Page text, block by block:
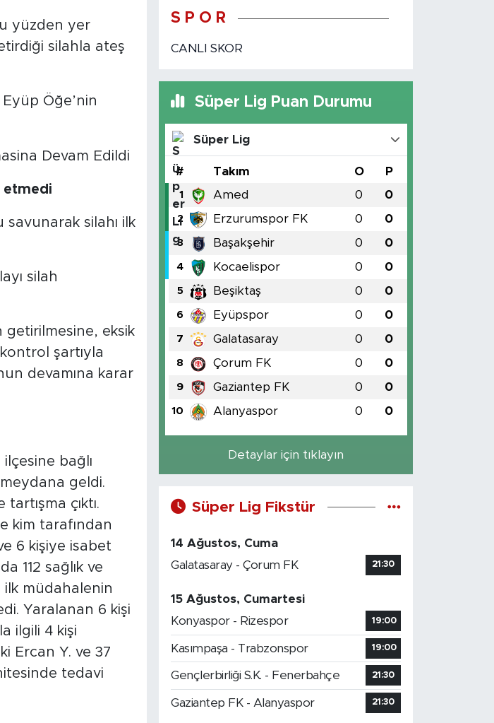
yüzden yer
silahla ateş
Öğe’nin
etmedi
savunarak silahı ilk
silah
getirilmesine, eksik
şartıyla
devamına karar
bağlı
geldi.
çıktı.
kim tarafından
6 kişiye isabet
112 sağlık ve
ilk müdahalenin
Yaralanan 6 kişi
ilgili 4 kişi
Ercan Y. ve 37
tedavi
S P O R
CANLI SKOR
Süper Lig Puan Durumu
Süper Lig
# Takım O P
1 Amed 0 0
2 Erzurumspor FK 0 0
3 Başakşehir 0 0
4 Kocaelispor 0 0
5 Beşiktaş 0 0
6 Eyüpspor 0 0
7 Galatasaray 0 0
8 Çorum FK 0 0
9 Gaziantep FK 0 0
10 Alanyaspor 0 0
Detaylar için tıklayın
Süper Lig Fikstür
14 Ağustos, Cuma
Galatasaray - Çorum FK
21:30
15 Ağustos, Cumartesi
Konyaspor - Rizespor
19:00
Kasımpaşa - Trabzonspor 19:00
Gençlerbirliği S.K. - Fenerbahçe 21:30
Gaziantep FK - Alanyaspor 21:30